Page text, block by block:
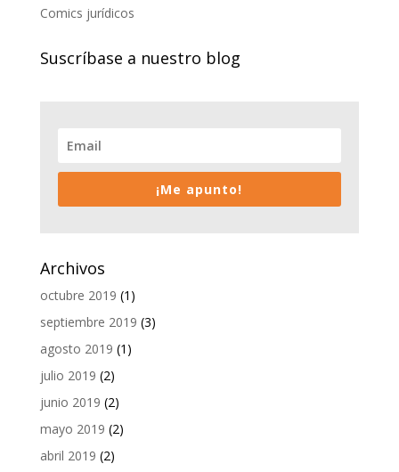
Comics jurídicos
Suscríbase a nuestro blog
¡Me apunto!
Archivos
octubre 2019 (1)
septiembre 2019 (3)
agosto 2019 (1)
julio 2019 (2)
junio 2019 (2)
mayo 2019 (2)
abril 2019 (2)